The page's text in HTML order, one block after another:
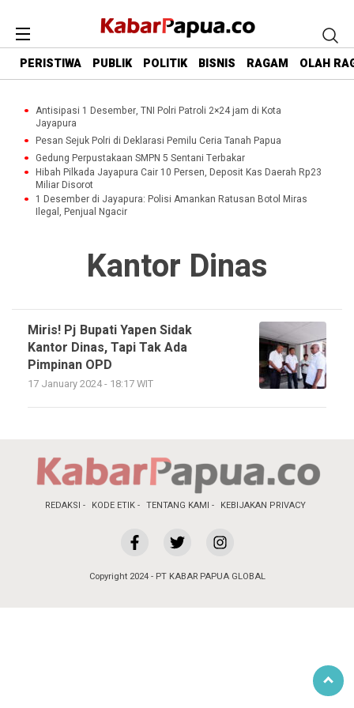
PERISTIWA PUBLIK POLITIK BISNIS RAGAM OLAH
Antisipasi 1 Desember, TNI Polri Patroli 2×24 jam di Kota
Jayapura
Pesan Sejuk Polri di Deklarasi Pemilu Ceria Tanah Papua
Gedung Perpustakaan SMPN 5 Sentani Terbakar
Hibah Pilkada Jayapura Cair 10 Persen, Deposit Kas Daerah Rp23
Miliar Disorot
1 Desember di Jayapura: Polisi Amankan Ratusan Botol Miras
Ilegal, Penjual Ngacir
Kantor Dinas
Miris! Pj Bupati Yapen Sidak
Kantor Dinas, Tapi Tak Ada
Pimpinan OPD
17 January 2024 - 18:17 WIT
REDAKSI KODE ETIK TENTANG KAMI KEBIJAKAN PRIVACY
Copyright 2024 - PT KABAR PAPUA GLOBAL